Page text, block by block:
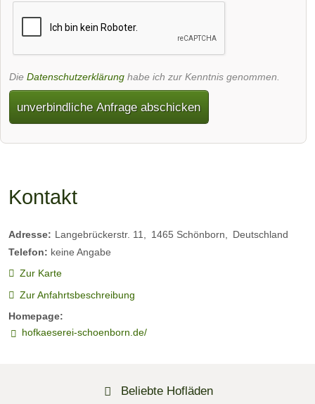
Die Datenschutzerklärung habe ich zur Kenntnis genommen.
unverbindliche Anfrage abschicken
Kontakt
Adresse: Langebrückerstr. 11 1465 Schönborn
Deutschland
Telefon: keine Angabe
Zur Karte
Zur Anfahrtsbeschreibung
Homepage:
hofkaeserei-schoenborn.de/
Beliebte Hofläden